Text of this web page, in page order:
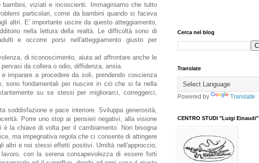
viziati e incoscienti. Immaginiamo che tutto
particolari, come da bambini quando si faceva
altri. E' importante uscire da questo atteggiamento,
nella lettura della realtà. Le difficoltà sono di
e occorre porsi nell'atteggiamento giusto per
di riconoscimento, aiuta ad affrontare anche le
da collera o odio, diffidenza, ansia.
imparare a procedere da soli, prendendo coscienza
sono fondamentali per riuscire in ciò che si fa nella
su se stessi per migliorarci, correggerci,
soddisfazione e pace interiore. Sviluppa generosità,
Porre uno stop ai pensieri negativi, alla visione
è la chiave di volta per il cambiamento. Non bisogna
ma impegnativa regola che ci consente di attingere
altri e noi stessi effetti positivi. Umiltà nell'approccio,
con la serena consapevolezza di essere forti
Cerca nel blog
Translate
Powered by Translate
CENTRO STUDI "Luigi Einaudi"